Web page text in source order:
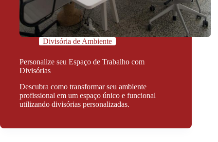
Divisória de Ambiente
Personalize seu Espaço de Trabalho com
Divisórias
Descubra como transformar seu ambiente
profissional em um espaço único e funcional
utilizando divisórias personalizadas.